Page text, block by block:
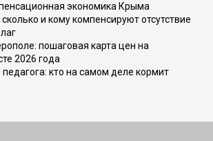
экономика Крыма
и кому компенсируют отсутствие
пошаговая карта цен на
2026 года
кто на самом деле кормит